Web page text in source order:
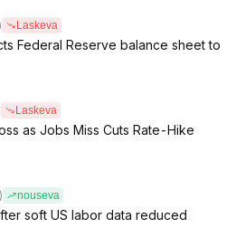
Laskeva
Federal Reserve balance sheet to
Laskeva
as Jobs Miss Cuts Rate-Hike
nouseva
soft US labor data reduced